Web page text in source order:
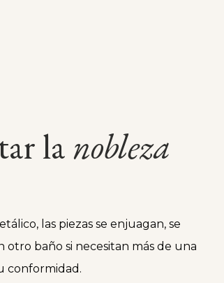
la nobleza
las piezas se enjuagan, se
otro baño si necesitan más de una
conformidad.